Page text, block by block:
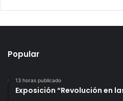
Popular
13 horas publicado
Exposición “Revolución en